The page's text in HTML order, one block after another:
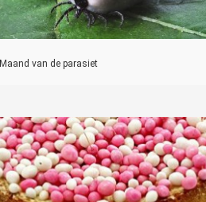
Maand van de parasiet